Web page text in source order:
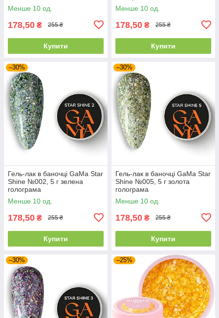
Менше 10 од.
178,50 ₴ 255 ₴
Купити
Менше 10 од.
178,50 ₴ 255 ₴
Купити
–30%
Гель-лак в баночці GaMa Star
Shine №002, 5 г зелена
голограма
Менше 10 од.
178,50 ₴ 255 ₴
Купити
–30%
Гель-лак в баночці GaMa Star
Shine №005, 5 г золота
голограма
Менше 10 од.
178,50 ₴ 255 ₴
Купити
–30% –25%